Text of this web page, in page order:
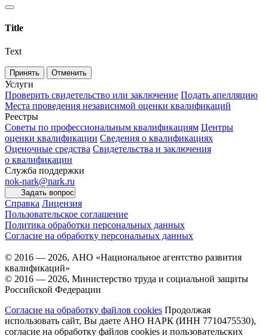
Title
Text
Принять Отменить
Услуги
Проверить свидетельство или заключение Подать апелляцию
Места проведения независимой оценки квалификаций
Реестры
Советы по профессиональным квалификациям Центры
оценки квалификации Сведения о квалификациях
Оценочные средства Свидетельства и заключения
о квалификации
Служба поддержки
nok-nark@nark.ru
Задать вопрос
Справка Лицензия
Пользовательское соглашение
Политика обработки персональных данных
Согласие на обработку персональных данных
© 2016 — 2026, АНО «Национальное агентство развития
квалификаций»
© 2016 — 2026, Министерство труда и социальной защиты
Российской Федерации
Согласие на обработку файлов cookies Продолжая
использовать сайт, Вы даете АНО НАРК (ИНН 7710475530),
согласие на обработку файлов cookies и пользовательских